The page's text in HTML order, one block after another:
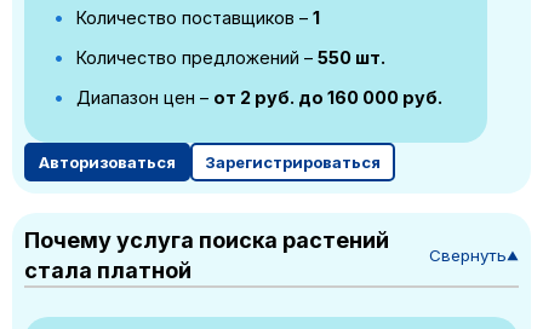
Количество поставщиков – 1
Количество предложений – 550 шт.
Диапазон цен – от 2 руб. до 160 000 руб.
Авторизоваться Зарегистрироваться
Почему услуга поиска растений
стала платной
Свернуть▼